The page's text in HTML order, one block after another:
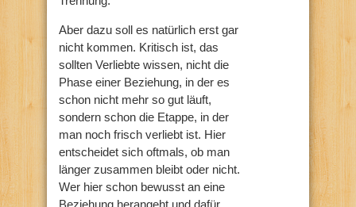
Aber dazu soll es natürlich erst gar
nicht kommen. Kritisch ist, das
sollten Verliebte wissen, nicht die
Phase einer Beziehung, in der es
schon nicht mehr so gut läuft,
sondern schon die Etappe, in der
man noch frisch verliebt ist. Hier
entscheidet sich oftmals, ob man
länger zusammen bleibt oder nicht.
Wer hier schon bewusst an eine
Beziehung herangeht und dafür